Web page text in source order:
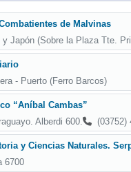
de Malvinas
y Japón (Sobre la Plaza Tte.
- Puerto (Ferro Barcos)
“Aníbal Cambas”
Alberdi 600.
(03752)
y Ciencias Naturales.
6700